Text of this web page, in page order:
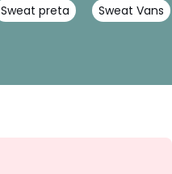
Sweat preta Sweat Vans